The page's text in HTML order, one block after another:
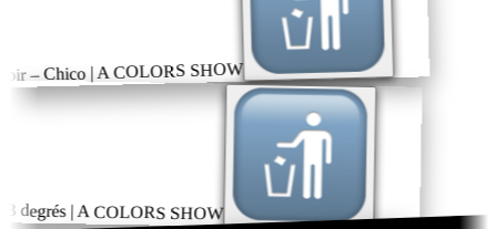
– Chico | A COLORS SHOW
degrés | A COLORS SHOW